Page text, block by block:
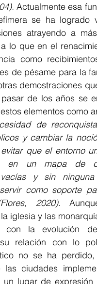
Actualmente esa
se ha
atrayendo a
lo que en el
como
de pésame para la
demostraciones
de los años se
elementos como
de
y cambiar la
que el entorno
en un mapa de
vacías y sin
como soporte
2020).
iglesia y las
con la evolución
relación con lo
no se ha perdido,
ciudades
un lugar de